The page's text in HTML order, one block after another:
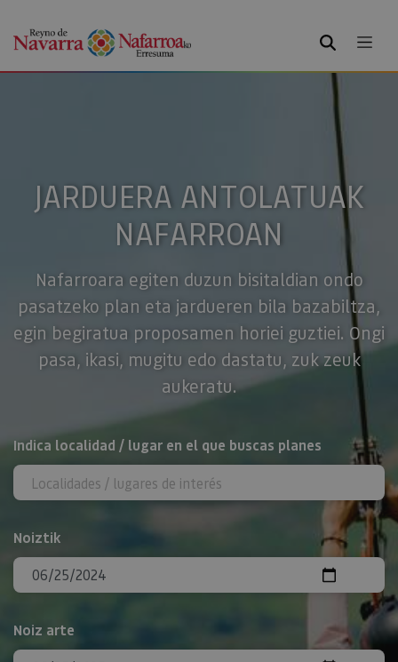
BILATU
JARDUERA ANTOLATUAK
NAFARROAN
Nafarroara egiten duzun bisitaldian ondo
pasatzeko plan eta jardueren bila bazabiltza,
egin begiratua proposamen horiei guztiei. Ongi
pasa, ikasi, mugitu edo dastatu, zuk zeuk
aukeratu.
BILATU
Indica localidad / lugar en el que buscas planes
Noiztik
Noiz arte